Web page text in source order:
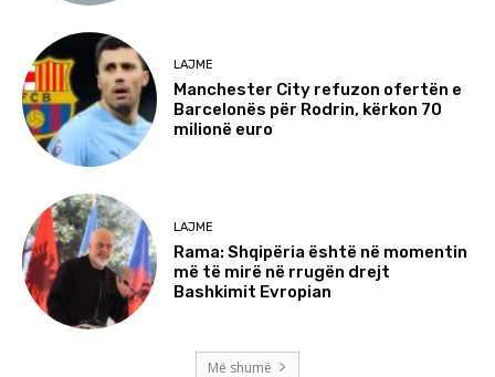
LAJME
Manchester City refuzon ofertën e
Barcelonës për Rodrin, kërkon 70
milionë euro
LAJME
Rama: Shqipëria është në momentin
më të mirë në rrugën drejt
Bashkimit Evropian
Më shumë